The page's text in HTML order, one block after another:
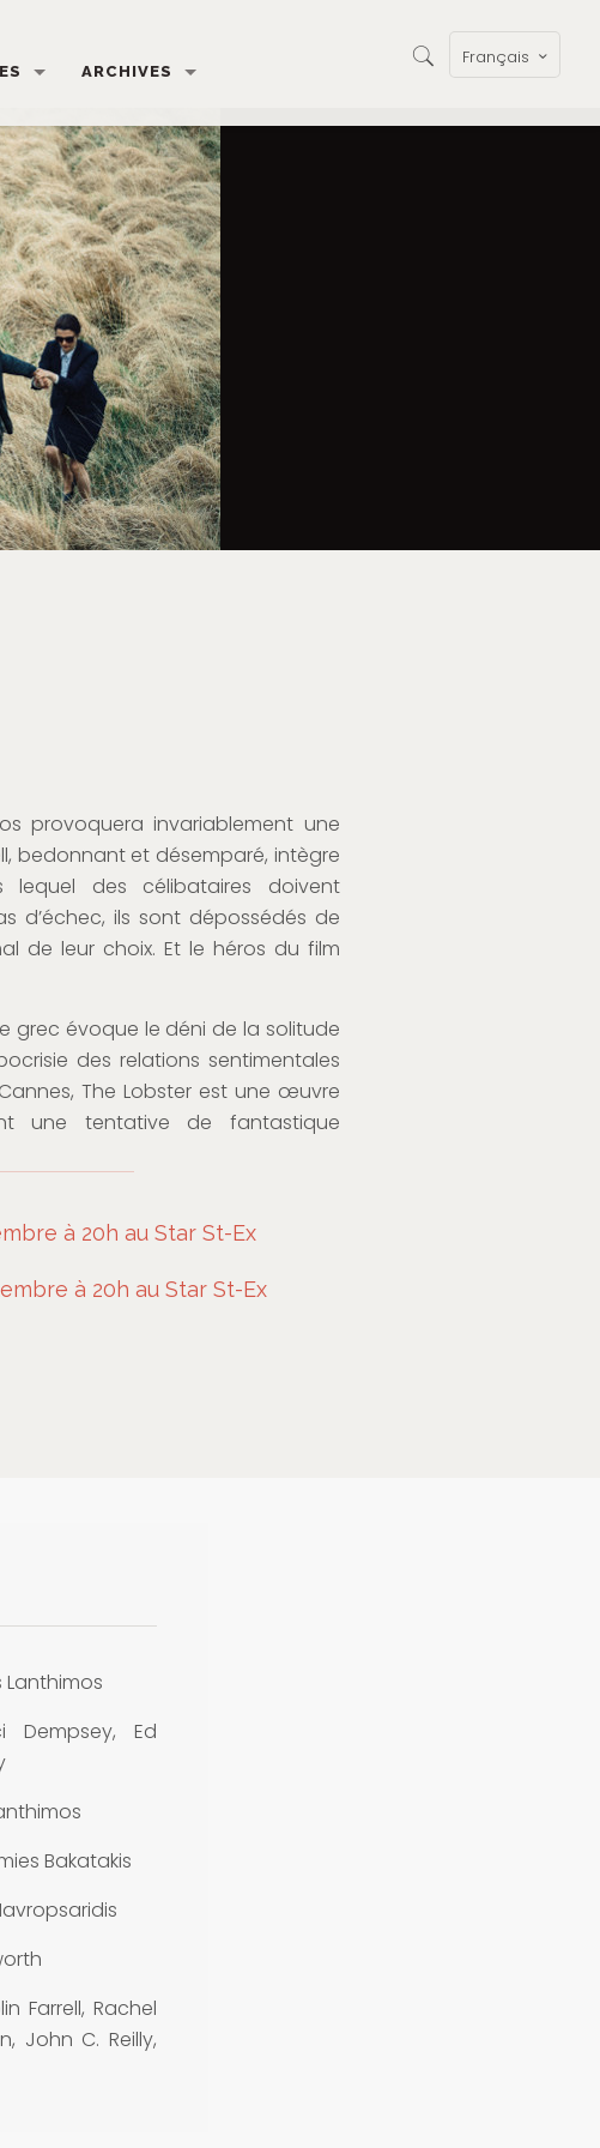
ARCHIVES
Français
provoquera invariablement une
bedonnant et désemparé, intègre
des célibataires doivent
d’échec, ils sont dépossédés de
de leur choix. Et le héros du film
grec évoque le déni de la solitude
des relations sentimentales
The Lobster est une œuvre
une tentative de fantastique
à 20h au Star St-Ex
à 20h au Star St-Ex
Dempsey, Ed
Bakatakis
Farrell, Rachel
John C. Reilly,